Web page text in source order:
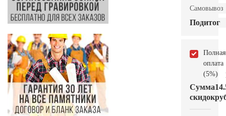
Самовывоз
Подитог
Полная
оплата
(5%)
Сумма
скидок